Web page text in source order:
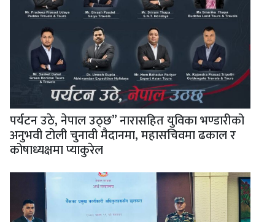
पर्यटन उठे, नेपाल उठ्छ” नारासहित युविका भण्डारीको
अनुभवी टोली चुनावी मैदानमा, महासचिवमा ढकाल र
कोषाध्यक्षमा प्याकुरेल